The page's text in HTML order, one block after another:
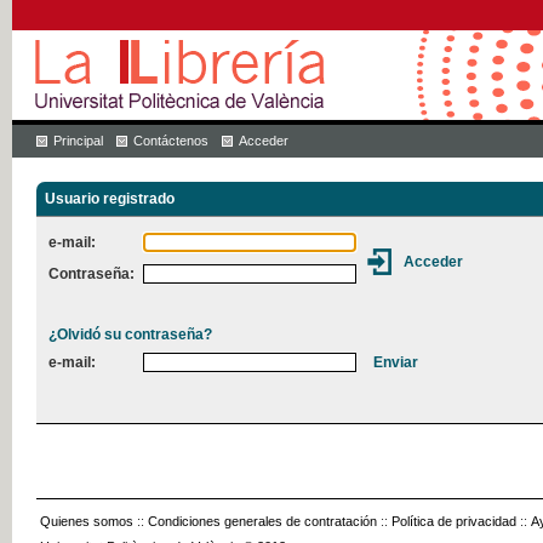
Principal Contáctenos Acceder
Usuario registrado
e-mail:
Contraseña:
¿Olvidó su contraseña?
e-mail:
Quienes somos :: Condiciones generales de contratación :: Política de privacidad ::